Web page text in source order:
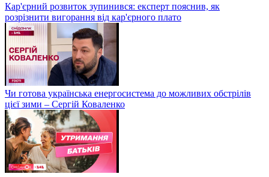
Кар'єрний розвиток зупинився: експерт пояснив, як
розрізнити вигорання від кар'єрного плато
Чи готова українська енергосистема до можливих обстрілів
цієї зими – Сергій Коваленко